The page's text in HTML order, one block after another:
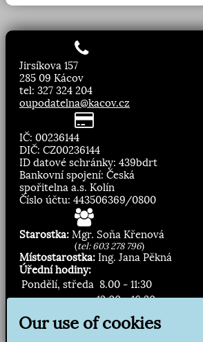
Jirsíkova 157
285 09 Kácov
tel: 327 324 204
oupodatelna@kacov.cz
IČ: 00236144
DIČ: CZ00236144
ID datové schránky: 439bdrt
Bankovní spojení: Česká
spořitelna a.s. Kolín
Číslo účtu: 443506369/0800
Starostka: Mgr. Soňa Křenová
(tel: 603 278 796)
Místostarostka: Ing. Jana Pěkná
Úřední hodiny:
Pondělí, středa 8.00 - 11:30
13:00 - 16:30
Our use of cookies